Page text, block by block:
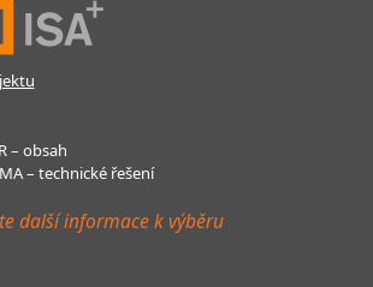
– obsah
– technické řešení
další informace k výběru